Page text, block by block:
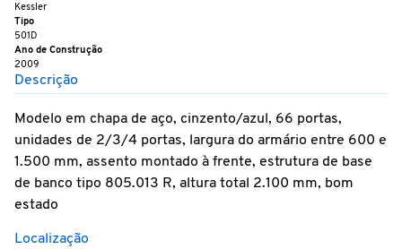
Kessler
Tipo
501D
Ano de Construção
2009
Descrição
Modelo em chapa de aço, cinzento/azul, 66 portas,
unidades de 2/3/4 portas, largura do armário entre 600 e
1.500 mm, assento montado à frente, estrutura de base
de banco tipo 805.013 R, altura total 2.100 mm, bom
estado
Localização